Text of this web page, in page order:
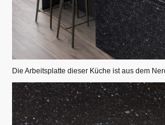
Die Arbeitsplatte dieser Küche ist aus dem